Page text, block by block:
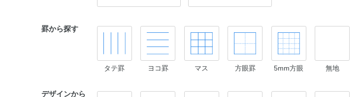
罫から探す
タテ罫 ヨコ罫 マス 方眼罫 5mm方眼 無地
デザインから